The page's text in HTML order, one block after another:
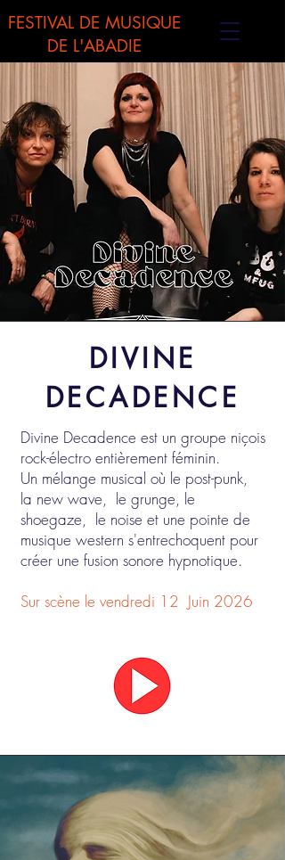
FESTIVAL DE MUSIQUE
DE L'ABADIE
DIVINE
DECADENCE
Divine Decadence est un groupe niçois
rock-électro entièrement féminin.
Un mélange musical où le post-punk,
la new wave, le grunge, le
shoegaze, le noise et une pointe de
musique western s'entrechoquent pour
créer une fusion sonore hypnotique.
Sur scène le vendredi 12 Juin 2026